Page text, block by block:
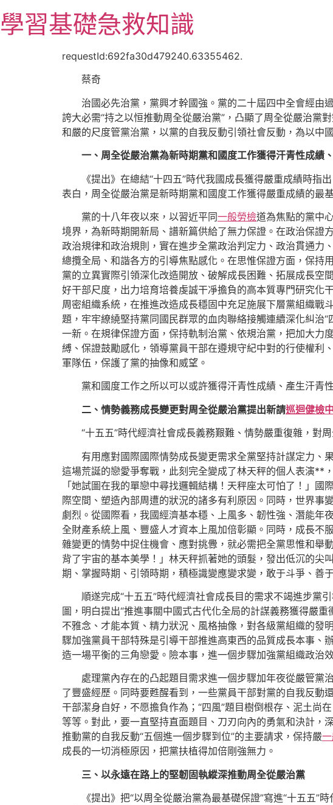
至
主
學習基礎急救知識
requestId:692fa30d479240.63355462.
蔡奇
治國必先治黨，黨興才幹國強。黨的二十屆四中全會經由
誇大必需“持之以恒推動周全從嚴治黨”，凸顯了周全從嚴治黨
和嚴的尺度管黨治黨，以黨的自我反動引領社會反動，為以中
一、周全從嚴治黨為新時期黨和國度工作獲得汗青性成績
《提出》在總結“十四五”時代我國成長獲得嚴重成績時
表白，周全從嚴治黨是新時期黨和國度工作獲得嚴重成績的最
黨的十八年夜以來，以習近平同一般勞檢道為焦點的黨中
境界，為新時期開新局、譜新篇供給了無力保證。在政治保證
政治規律和政治規則，實在進步全黨政治判定力、政治貫通力
總攬全局、和諧各方的引導焦點感化。在思惟保證方面，保持
黨的立異實際引領深化改造開放、破解成長困難、拓展成長
好干部尺度，出力培育培養虔誠干凈擔負的高本質專門研究化
周密組織系統，在推進改造成長穩固中充足施展下層黨組織戰
題，牢牢繚繞堅持黨同國民群眾的血肉聯絡接觸連續深化糾治
一新。在規律保證方面，保持軌制治黨、依規治黨，把加大力
縛、保證鼓勵感化，領導黨員干部在遵規守紀中對的行使權利
軍隊伍，保護了黨的抽像和威望。
黨和國度工作之所以可以或許獲得汗青性成績、產生汗青
二、情勢義務成長變更對周全從嚴治黨提出新請巡迴健檢
“十五五”時代經濟社會成長義務艱難、情勢嚴重復雜，對
有用應對國際國際情勢成長變更需求全黨堅持計謀定力、
這場荒誕的戀愛爭奪戰，此刻完全變成了林天秤的個人表演**
「她試圖在我的單戀中尋找邏輯結構！天秤座太可怕了！」國
際空間、塑造內部周遭的狀況的諸多有利原因。同時，世界
劇烈。從國際看，我國經濟基本穩、上風多、韌性強、潛能
全財產系統上風、豐盛人才資本上風加倍彰顯。同時，成長不
雜變更的情勢中捉住機會、應對挑釁，就必需把全黨思惟和舉
背了宇宙的基本美學！」林天秤抓著她的頭髮，發出低沉的
期、掌握時期、引領時期，積極識變應變求變，敢于斗爭、善
順遂完成“十五五”時代經濟社會成長目的需求不竭進步黨
圖，明白提出“推進事關中國式古代化全局的計謀義務獲得嚴
不雅念、才能本質、精力狀況、風格抽像，對各級黨組織的
驟加強黨員干部特殊是引導干部推進高東西的品質成長本事、
造一場平衡的三角戀愛。險本事，進一個步驟加強黨組織政治
處理黨內存在的凸起題目需求進一個步驟加年夜從嚴管黨
了豐盛經歷。同時要甦醒看到，一些黨員干部對黨的自我反
干部潔身自好，不愿擔負作為；“四風”題目樹倒根存、泥土尚
等等。對此，要一直堅持直面題目、刀刃向內的勇氣和決計，
推動黨的自我反動“五個進一個步驟到位”的主要請求，保持嚴
成長的一切消極原因，把黨扶植得加倍剛強無力。
三、以永遠在路上的堅韌固執縱深推動周全從嚴治黨
《提出》把“以周全從嚴治黨為最基礎保證”寫進“十五五